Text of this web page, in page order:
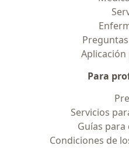
Para
Servicios
Guías para
Condiciones de